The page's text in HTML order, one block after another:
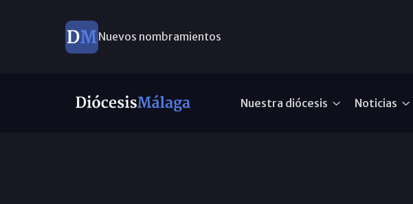
Nuevos nombramientos
Nuestra diócesis Noticias